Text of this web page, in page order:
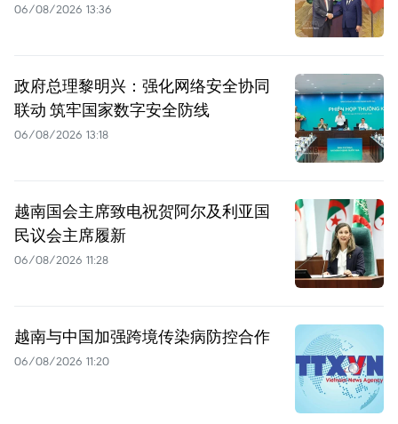
06/08/2026 13:36
政府总理黎明兴：强化网络安全协同
联动 筑牢国家数字安全防线
06/08/2026 13:18
越南国会主席致电祝贺阿尔及利亚国
民议会主席履新
06/08/2026 11:28
越南与中国加强跨境传染病防控合作
06/08/2026 11:20